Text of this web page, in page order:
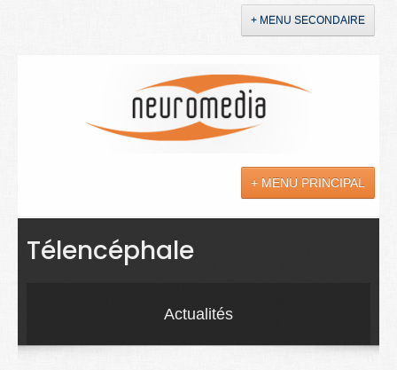
+ MENU SECONDAIRE
+ MENU PRINCIPAL
Actualités
Soins
Télencéphale
Actualités